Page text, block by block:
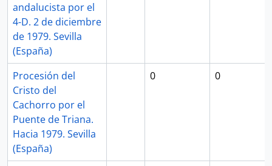
andalucista por el
4-D. 2 de diciembre
de 1979. Sevilla
(España)
Procesión del
Cristo del
Cachorro por el
Puente de Triana.
Hacia 1979. Sevilla
(España)
0 0